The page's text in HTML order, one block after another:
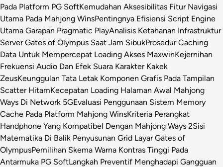
Pada Platform PG SoftKemudahan Aksesibilitas Fitur Navigasi
Utama Pada Mahjong WinsPentingnya Efisiensi Script Engine
Utama Garapan Pragmatic PlayAnalisis Ketahanan Infrastruktur
Server Gates of Olympus Saat Jam SibukProsedur Caching
Data Untuk Mempercepat Loading Akses MaxwinKejernihan
Frekuensi Audio Dan Efek Suara Karakter Kakek
ZeusKeunggulan Tata Letak Komponen Grafis Pada Tampilan
Scatter HitamKecepatan Loading Halaman Awal Mahjong
Ways Di Network 5GEvaluasi Penggunaan Sistem Memory
Cache Pada Platform Mahjong WinsKriteria Perangkat
Handphone Yang Kompatibel Dengan Mahjong Ways 2Sisi
Matematika Di Balik Penyusunan Grid Layar Gates of
OlympusPemilihan Skema Warna Kontras Tinggi Pada
Antarmuka PG SoftLangkah Preventif Menghadapi Gangguan